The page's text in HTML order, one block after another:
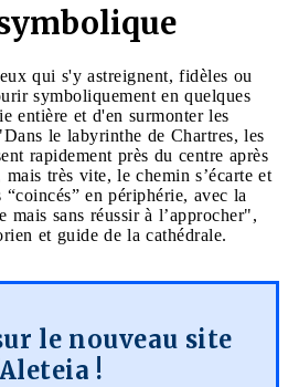
qui s'y astreignent, fidèles ou
symboliquement en quelques
entière et d'en surmonter les
le labyrinthe de Chartres, les
rapidement près du centre après
très vite, le chemin s’écarte et
en périphérie, avec la
sans réussir à l’approcher",
et guide de la cathédrale.
le nouveau site
!